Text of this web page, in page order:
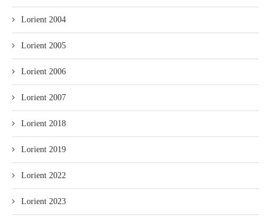
Lorient 2004
Lorient 2005
Lorient 2006
Lorient 2007
Lorient 2018
Lorient 2019
Lorient 2022
Lorient 2023